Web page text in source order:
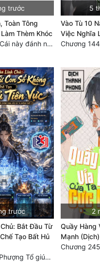
trước
Toàn Tông
Thèm Khóc
Chương 2871: Cái này đánh nhẹ nhõm a
5
Vào Tù 10
Việc Nghĩa
Chương
trước
Bắt Đầu Từ
Tạo Bất Hủ
Chương 6024 Phượng Tổ giúp ta! Mở lại luân hồi!
2
Quầy Hàng
Mạnh (Dịch)
Chương